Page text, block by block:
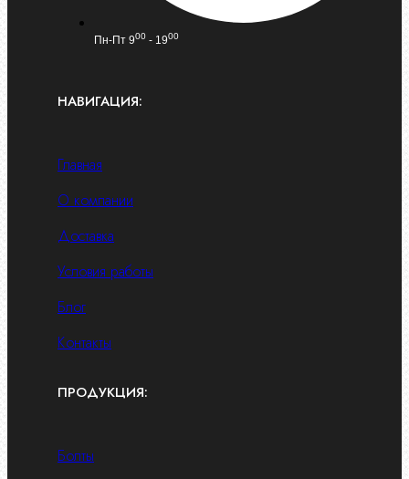
Пн-Пт 900 - 1900
НАВИГАЦИЯ:
Главная
О компании
Доставка
Условия работы
Блог
Контакты
ПРОДУКЦИЯ:
Болты